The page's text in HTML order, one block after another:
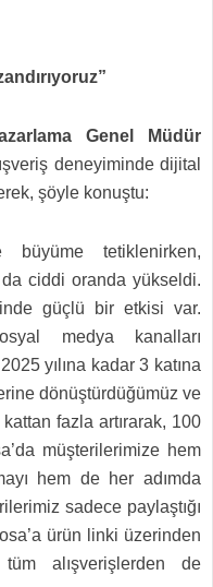
Genel Müdür
deneyiminde dijital
şöyle konuştu:
büyüme tetiklenirken,
da ciddi oranda yükseldi.
güçlü bir etkisi var.
medya kanalları
yılına kadar 3 katına
dönüştürdüğümüz ve
fazla artırarak, 100
müşterilerimize hem
hem de her adımda
sadece paylaştığı
ürün linki üzerinden
tüm alışverişlerden de